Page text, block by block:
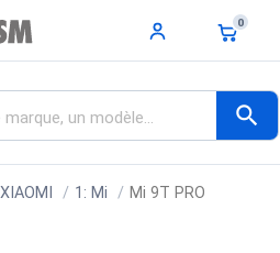
0
search
XIAOMI 1: Mi Mi 9T PRO